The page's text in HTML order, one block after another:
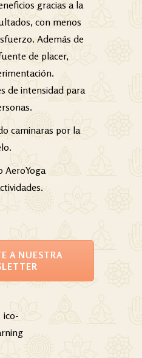
gracias a la
con menos
Además de
de placer,
de intensidad para
caminaras por la
AeroYoga
A NUESTRA